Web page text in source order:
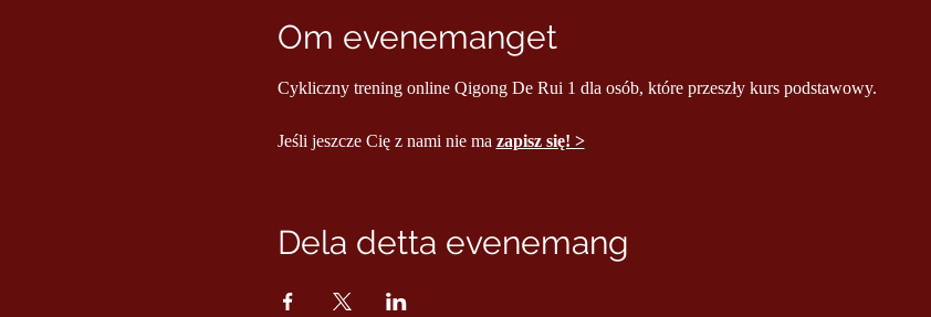
Om evenemanget
Cykliczny trening online Qigong De Rui 1 dla osób, które przeszły kurs podstawowy.
Jeśli jeszcze Cię z nami nie ma zapisz się! >
Dela detta evenemang